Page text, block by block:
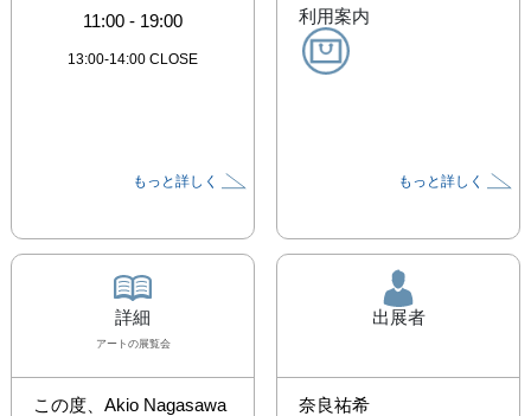
11:00 - 19:00
13:00-14:00 CLOSE
もっと詳しく
利用案内
もっと詳しく
詳細
アート の展覧会
この度、Akio Nagasawa
出展者
奈良祐希